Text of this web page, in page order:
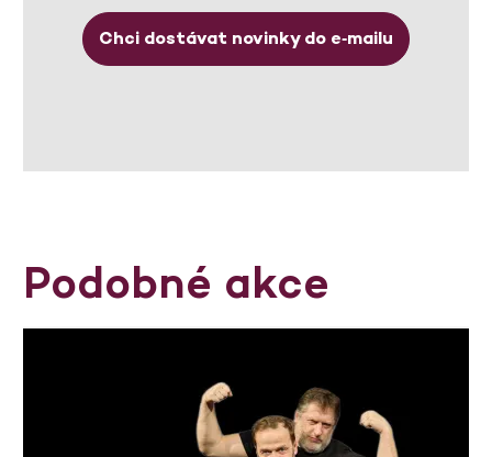
Chci dostávat novinky do e‑mailu
Podobné akce